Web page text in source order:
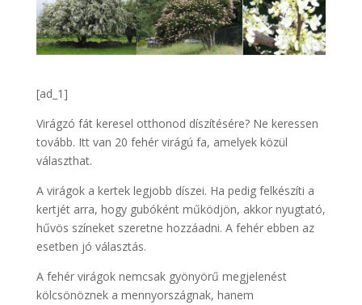
[ad_1]
Virágzó fát keresel otthonod díszítésére? Ne keressen
tovább. Itt van 20 fehér virágú fa, amelyek közül
választhat.
A virágok a kertek legjobb díszei. Ha pedig felkészíti a
kertjét arra, hogy gubóként működjön, akkor nyugtató,
hűvös színeket szeretne hozzáadni. A fehér ebben az
esetben jó választás.
A fehér virágok nemcsak gyönyörű megjelenést
kölcsönöznek a mennyországnak, hanem